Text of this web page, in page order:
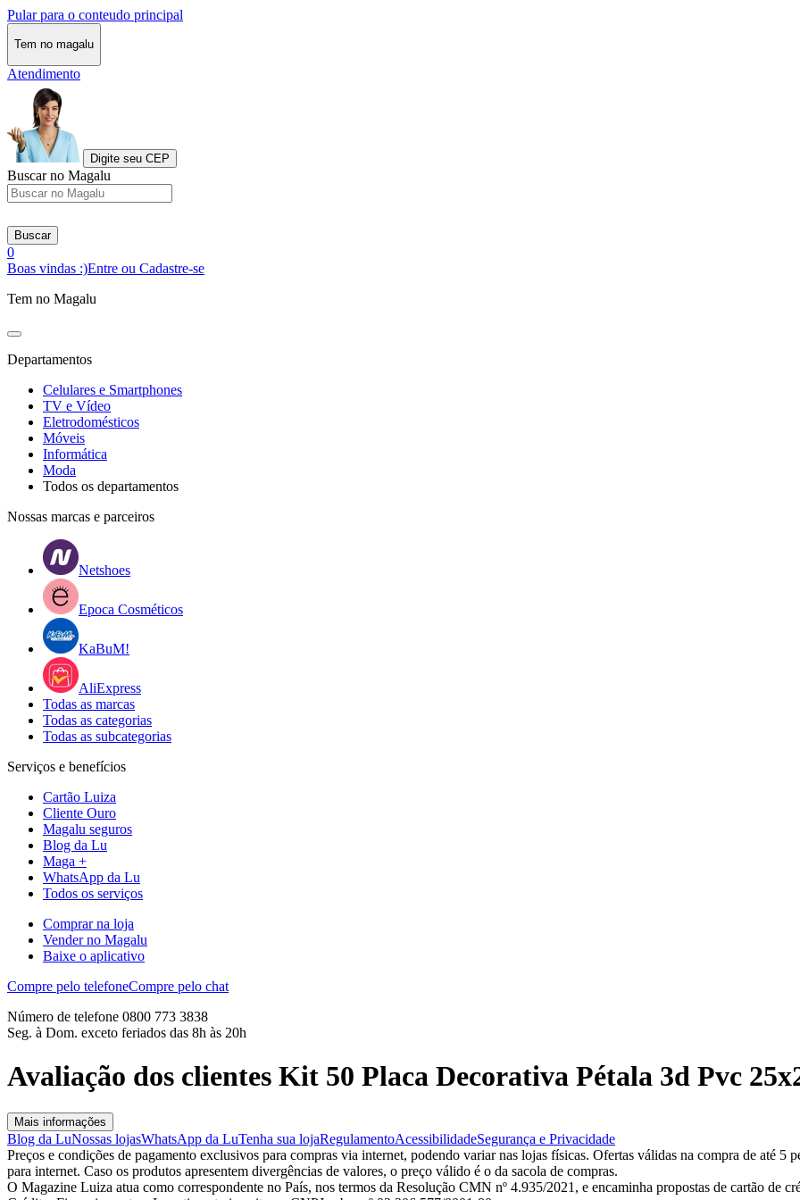
Pular para o conteudo principal
Tem no magalu
Atendimento
Digite seu CEP
Buscar no Magalu
Buscar
0
Boas vindas :)Entre ou Cadastre-se
Tem no Magalu
Departamentos
Celulares e Smartphones
TV e Vídeo
Eletrodomésticos
Móveis
Informática
Moda
Todos os departamentos
Nossas marcas e parceiros
Netshoes
Epoca Cosméticos
KaBuM!
AliExpress
Todas as marcas
Todas as categorias
Todas as subcategorias
Serviços e benefícios
Cartão Luiza
Cliente Ouro
Magalu seguros
Blog da Lu
Maga +
WhatsApp da Lu
Todos os serviços
Comprar na loja
Vender no Magalu
Baixe o aplicativo
Compre pelo telefoneCompre pelo chat
Número de telefone 0800 773 3838
Seg. à Dom. exceto feriados das 8h às 20h
Avaliação dos clientes Kit 50 Placa Decorativa Pétala 3d Pvc
Mais informações
Blog da LuNossas lojasWhatsApp da LuTenha sua lojaRegulamentoAcessibilidadeSegurança e Privacidade
Preços e condições de pagamento exclusivos para compras via internet, podendo variar nas lojas físicas. Ofertas válidas na compra de até 5
para internet. Caso os produtos apresentem divergências de valores, o preço válido é o da sacola de compras.
O Magazine Luiza atua como correspondente no País, nos termos da Resolução CMN nº 4.935/2021, e encaminha propostas de cartão de